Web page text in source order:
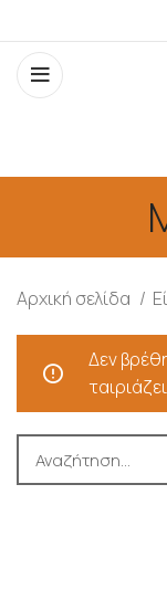
Αρχική σελίδα
Δεν